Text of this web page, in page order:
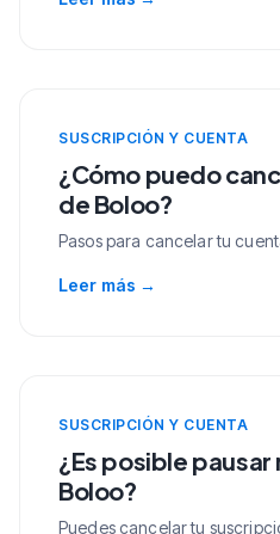
SUSCRIPCIÓN Y CUENTA
¿Cómo puedo
de Boloo?
Pasos para cancelar tu
Leer más →
SUSCRIPCIÓN Y CUENTA
¿Es posible
Boloo?
Puedes cancelar tu